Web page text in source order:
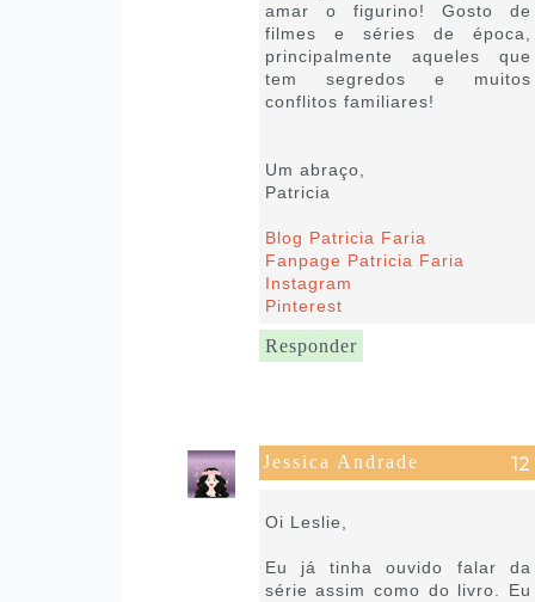
amar o figurino! Gosto de
filmes e séries de época,
principalmente aqueles que
tem segredos e muitos
conflitos familiares!
Um abraço,
Patricia
Blog Patricia Faria
Fanpage Patricia Faria
Instagram
Pinterest
Responder
Jessica Andrade
Oi Leslie,
Eu já tinha ouvido falar da
série assim como do livro. Eu